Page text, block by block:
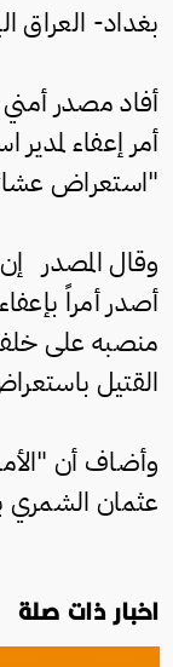
بغداد- العراق
أفاد مصدر
أمر إعفاء
"استعراض
وقال المصدر
أصدر أمراً
منصبه على
القتيل
وأضاف أن
عثمان الشمري
اخبار ذات صلة